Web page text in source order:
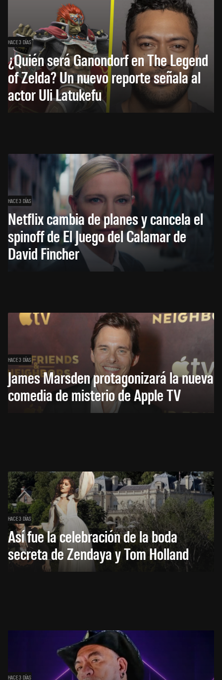
HACE 3 DÍAS
¿Quién será Ganondorf en The Legend
of Zelda? Un nuevo reporte señala al
actor Uli Latukefu
HACE 3 DÍAS
Netflix cambia de planes y cancela el
spinoff de El Juego del Calamar de
David Fincher
HACE 3 DÍAS
James Marsden protagonizará la nueva
comedia de misterio de Apple TV
HACE 3 DÍAS
Así fue la celebración de la boda
secreta de Zendaya y Tom Holland
HACE 3 DÍAS